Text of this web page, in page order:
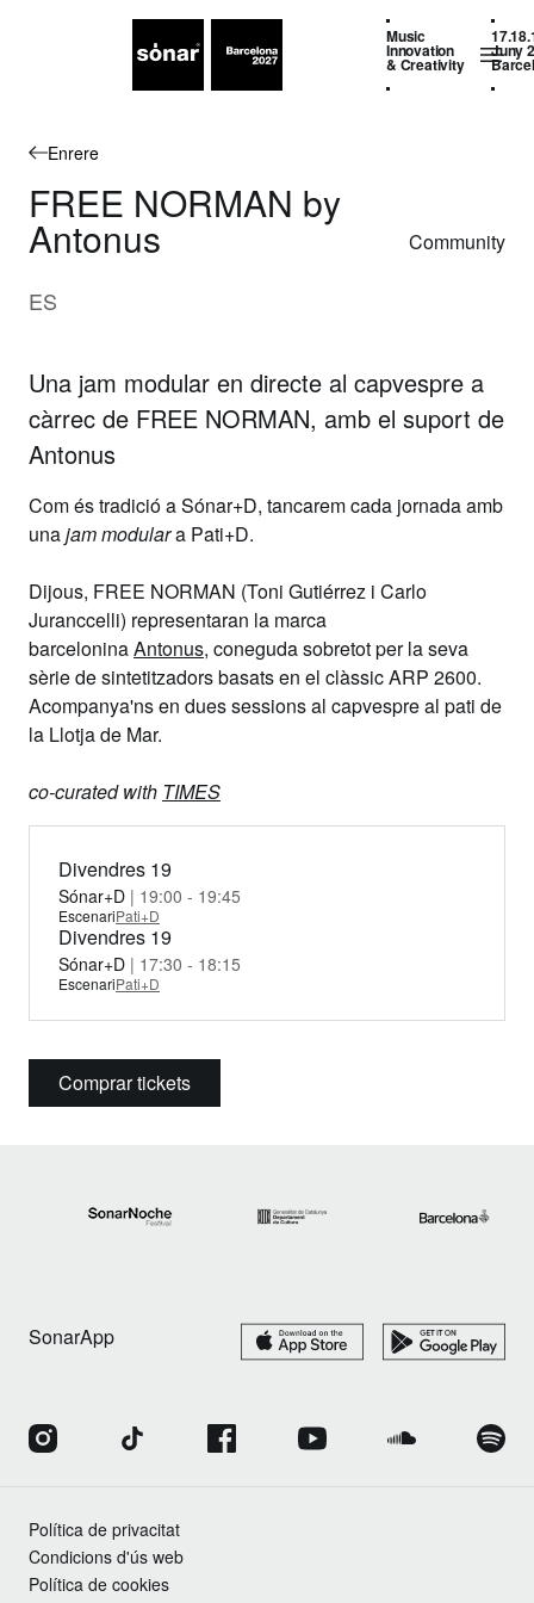
Music
Innovation
& Creativity
Juny
Enrere
FREE NORMAN by
Antonus Community
ES
Una jam modular en directe al capvespre a
càrrec de FREE NORMAN, amb el suport de
Antonus
Com és tradició a Sónar+D, tancarem cada jornada amb
unajam modulara Pati+D.
Dijous, FREE NORMAN (Toni Gutiérrez i Carlo
Juranccelli) representaran la marca
barceloninaAntonus, coneguda sobretot per la seva
sèrie de sintetitzadors basats en el clàssic ARP 2600.
Acompanya'ns en dues sessions al capvespre al pati de
la Llotja de Mar.
co-curated with TIMES
Divendres 19
Sónar+D | 19:00 - 19:45
EscenariPati+D
Divendres 19
Sónar+D | 17:30 - 18:15
EscenariPati+D
Comprar tickets
SonarApp
Política de privacitat
Condicions d'ús web
Política de cookies